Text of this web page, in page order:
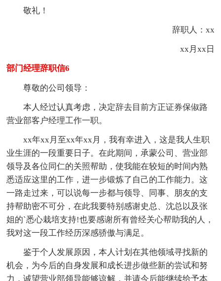
敬礼！
辞职人：xx
xx月xx日
部门经理辞职信6
尊敬的公司领导：
本人经过认真考虑，决定辞去目前方正证券保俶路
营业部客户经理工作一职。
xx年xx月至xx年xx月，我有幸进入，这是我人生职
业生涯的一段重要日子。在此期间，承蒙公司、营业部
领导及各位同仁的关照帮助，使我能在较短的时间内熟
悉适应这里的工作，进一步锻炼了自己的工作能力。这
一路走过来，可以说每一步都与领导、同事、朋友的支
持帮助密不可分，在此我要特别感谢史总、沈总以及张
姐的`悉心栽培支持!也要感谢所有曾经关心帮助我的人，
我对这一段工作经历深感骄傲与满足。
鉴于个人发展原因，本人计划在其他领域寻找新的
机会，为今后的自身发展和成长进步做些新的尝试和努
力，诚望营业部领导能够谅解，并请今后能继续给予本